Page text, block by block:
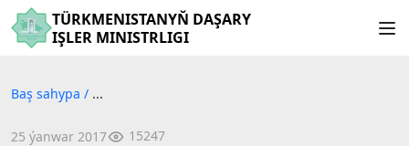
TÜRKMENISTANYŇ DAŞARY
IŞLER MINISTRLIGI
Baş sahypa / ...
25 ýanwar 2017 15247